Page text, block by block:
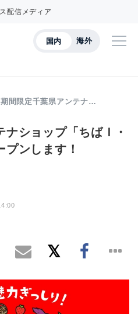
配信メディア
国内 海外
期間限定千葉県アンテナ…
ショップ「ちばＩ・
プンします！